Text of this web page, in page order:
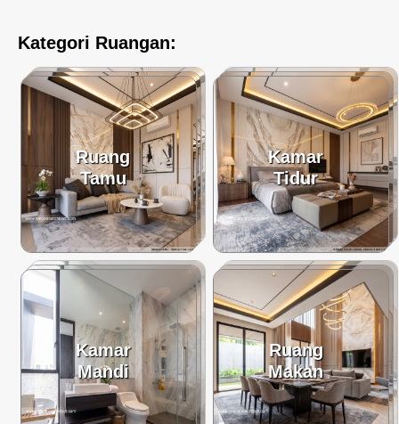
Kategori Ruangan:
Ruang
Tamu
Kamar
Tidur
Kamar
Mandi
Ruang
Makan